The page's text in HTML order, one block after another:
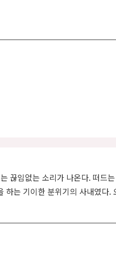
끊임없는 소리가 나온다. 떠드
는 기이한 분위기의 사내였